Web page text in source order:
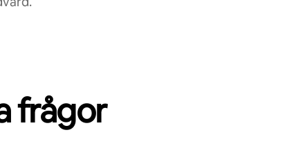
frågor